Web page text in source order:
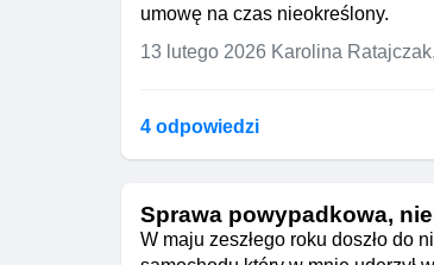
umowę na czas nieokreślony.
13 lutego 2026 Karolina
4 odpowiedzi
Sprawa powypadkowa,
W maju zeszłego roku doszło do